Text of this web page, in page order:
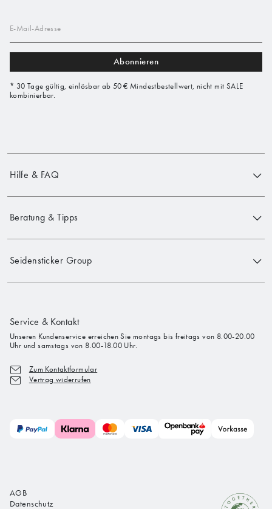
E-Mail-Adresse
Abonnieren
* 30 Tage gültig, einlösbar ab 50 € Mindestbestellwert, nicht mit SALE
kombinierbar.
Hilfe & FAQ
Beratung & Tipps
Seidensticker Group
Service & Kontakt
Unseren Kundenservice erreichen Sie montags bis freitags von 8.00-20.00
Uhr und samstags von 8.00-18.00 Uhr.
Zum Kontaktformular
Vertrag widerrufen
AGB
Datenschutz